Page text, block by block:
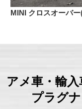
アメ車・輸
プラグ